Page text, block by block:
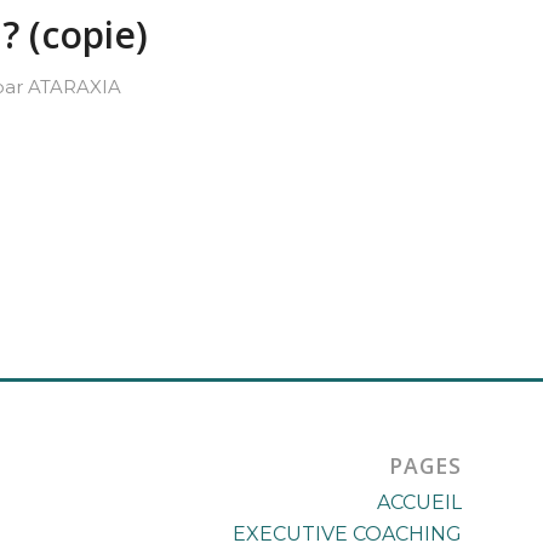
(copie)
ATARAXIA
PAGES
ACCUEIL
EXECUTIVE COACHING